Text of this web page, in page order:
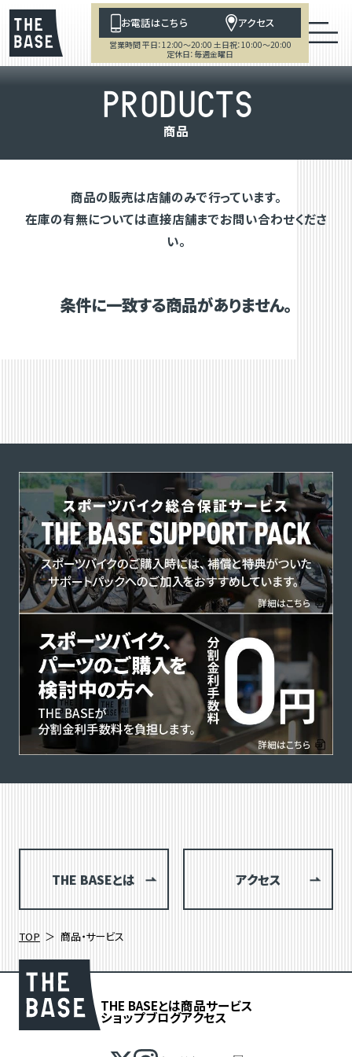
お電話はこちら アクセス
営業時間 平日：12:00～20:00 土日祝：10:00～20:00
定休日：毎週金曜日
PRODUCTS
商品
商品の販売は店舗のみで行っています。
在庫の有無については直接店舗までお問い合わせくださ
い。
条件に一致する商品がありません。
THE BASEとは アクセス
TOP 商品・サービス
THE BASEとは商品サービス
ショップブログアクセス